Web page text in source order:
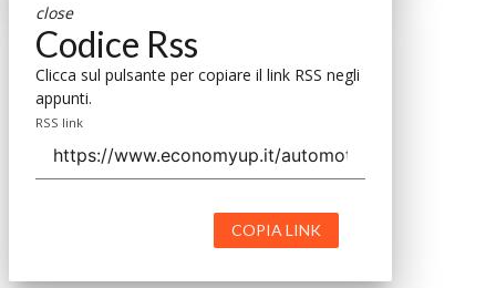
close
Codice Rss
Clicca sul pulsante per copiare il link RSS negli
appunti.
RSS link
COPIA LINK